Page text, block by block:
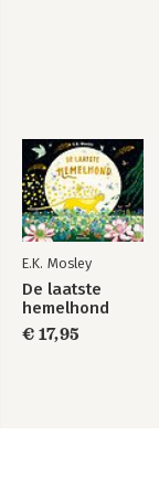
E.K. Mosley
De laatste
hemelhond
€ 17,95